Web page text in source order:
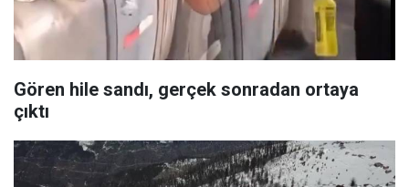
Gören hile sandı, gerçek sonradan ortaya
çıktı